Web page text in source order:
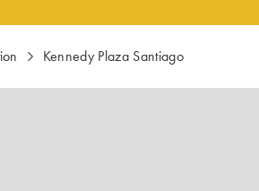
Kennedy Plaza Santiago